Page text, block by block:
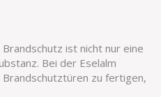
ist nicht nur eine
Bei der Eselalm
zu fertigen,